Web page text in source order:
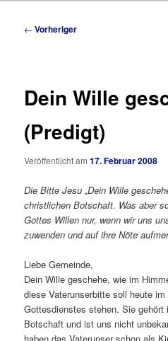
Beitragsnavigation
← Vorheriger
Dein Wille
(Predigt)
Veröffentlicht am17. Februar 2008
Die Bitte Jesu „Dein Wille
christlichen Botschaft. Was aber
Gottes Willen nur, wenn wir uns
zuwenden und auf ihre Nöte
Liebe Gemeinde,
Dein Wille geschehe, wie im
diese Vaterunserbitte soll heute
Gottesdienstes stehen. Sie
Botschaft und ist uns nicht
haben das Vaterunser schon als